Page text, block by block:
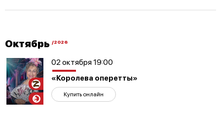
Октябрь /2026
Участникам
СВО
02 октября 19:00
«Королева оперетты»
Купить онлайн